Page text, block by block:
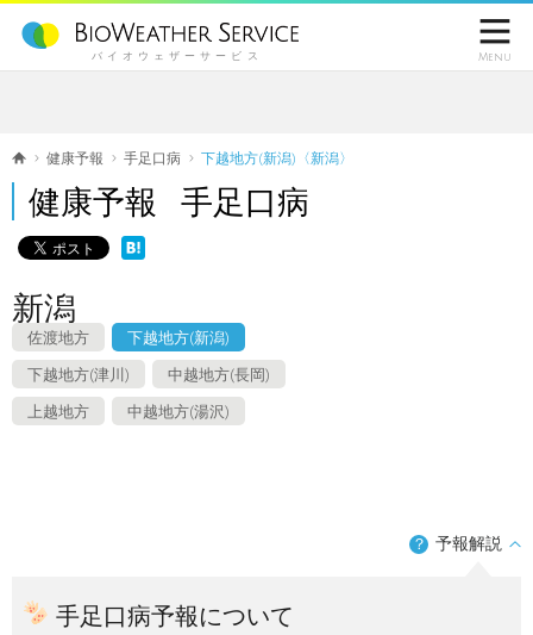
バイオウェザーサービス

Menu
健康予報 手足口病 下越地方(新潟)〈新潟〉
健康予報 手足口病
新潟
佐渡地方 下越地方(新潟)
下越地方(津川) 中越地方(長岡)
上越地方 中越地方(湯沢)
？ 予報解説
手足口病予報について